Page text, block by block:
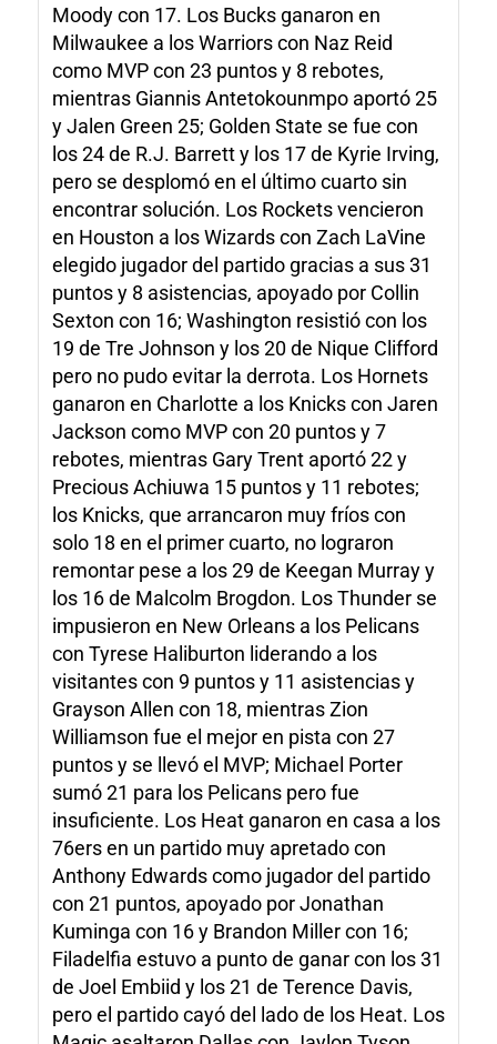
Moody con 17. Los Bucks ganaron en
Milwaukee a los Warriors con Naz Reid
como MVP con 23 puntos y 8 rebotes,
mientras Giannis Antetokounmpo aportó 25
y Jalen Green 25; Golden State se fue con
los 24 de R.J. Barrett y los 17 de Kyrie Irving,
pero se desplomó en el último cuarto sin
encontrar solución. Los Rockets vencieron
en Houston a los Wizards con Zach LaVine
elegido jugador del partido gracias a sus 31
puntos y 8 asistencias, apoyado por Collin
Sexton con 16; Washington resistió con los
19 de Tre Johnson y los 20 de Nique Clifford
pero no pudo evitar la derrota. Los Hornets
ganaron en Charlotte a los Knicks con Jaren
Jackson como MVP con 20 puntos y 7
rebotes, mientras Gary Trent aportó 22 y
Precious Achiuwa 15 puntos y 11 rebotes;
los Knicks, que arrancaron muy fríos con
solo 18 en el primer cuarto, no lograron
remontar pese a los 29 de Keegan Murray y
los 16 de Malcolm Brogdon. Los Thunder se
impusieron en New Orleans a los Pelicans
con Tyrese Haliburton liderando a los
visitantes con 9 puntos y 11 asistencias y
Grayson Allen con 18, mientras Zion
Williamson fue el mejor en pista con 27
puntos y se llevó el MVP; Michael Porter
sumó 21 para los Pelicans pero fue
insuficiente. Los Heat ganaron en casa a los
76ers en un partido muy apretado con
Anthony Edwards como jugador del partido
con 21 puntos, apoyado por Jonathan
Kuminga con 16 y Brandon Miller con 16;
Filadelfia estuvo a punto de ganar con los 31
de Joel Embiid y los 21 de Terence Davis,
pero el partido cayó del lado de los Heat. Los